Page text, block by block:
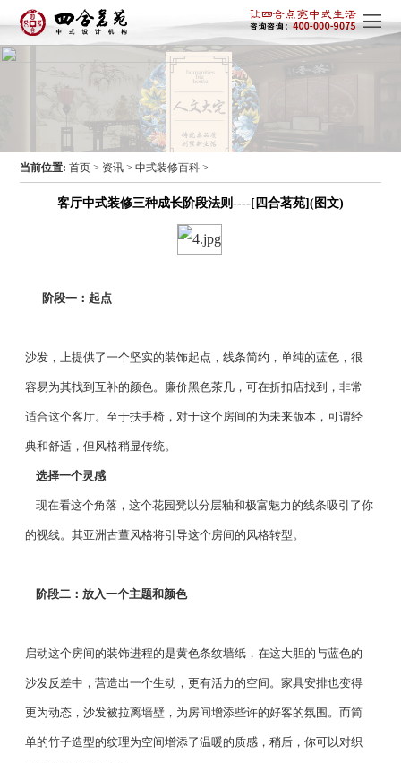
当前位置: 首页 > 资讯 >中式装修百科 >
客厅中式装修三种成长阶段法则----[四合茗苑](图文)
阶段一：起点
沙发，上提供了一个坚实的装饰起点，线条简约，单纯的蓝色，很
容易为其找到互补的颜色。廉价黑色茶几，可在折扣店找到，非常
适合这个客厅。至于扶手椅，对于这个房间的为未来版本，可谓经
典和舒适，但风格稍显传统。
选择一个灵感
现在看这个角落，这个花园凳以分层釉和极富魅力的线条吸引了你
的视线。其亚洲古董风格将引导这个房间的风格转型。
阶段二：放入一个主题和颜色
启动这个房间的装饰进程的是黄色条纹墙纸，在这大胆的与蓝色的
沙发反差中，营造出一个生动，更有活力的空间。家具安排也变得
更为动态，沙发被拉离墙壁，为房间增添些许的好客的氛围。而简
单的竹子造型的纹理为空间增添了温暖的质感，稍后，你可以对织